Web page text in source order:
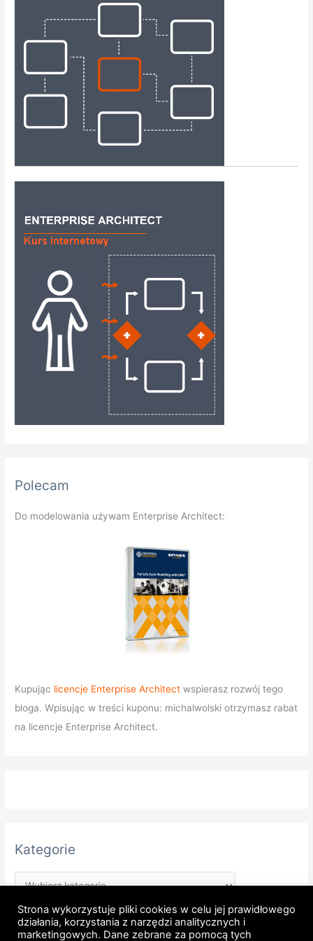
Polecam
Do modelowania używam Enterprise Architect:
Kupując licencje Enterprise Architect wspierasz rozwój tego
bloga. Wpisując w treści kuponu: michalwolski otrzymasz rabat
na licencje Enterprise Architect.
Kategorie
Strona wykorzystuje pliki cookies w celu jej prawidłowego
działania, korzystania z narzędzi analitycznych i
marketingowych. Dane zebrane za pomocą tych